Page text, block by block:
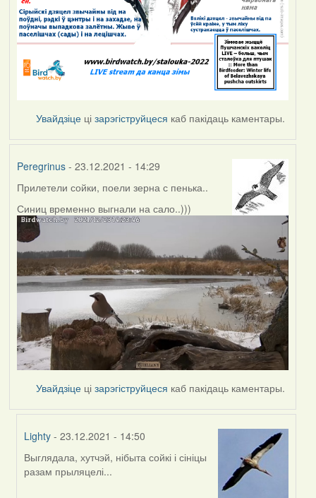
Увайдзіце цізарэгіструйцеся каб пакідаць каментары.
Peregrinus- 23.12.2021 - 14:29
Прилетели сойки, поели зерна с пенька..
Синиц временно выгнали на сало..)))
Увайдзіце цізарэгіструйцеся каб пакідаць каментары.
Lighty - 23.12.2021 - 14:50
In
reply
Выглядала, хутчэй, нібыта сойкі і сініцы
разам прыляцелі...